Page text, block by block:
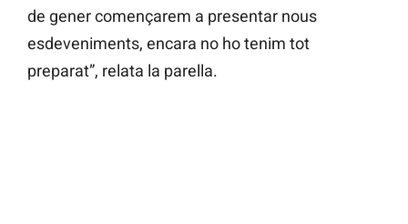
de gener començarem a presentar nous
esdeveniments, encara no ho tenim tot
preparat”, relata la parella.